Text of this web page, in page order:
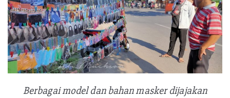
Berbagai model dan bahan masker dijajakan